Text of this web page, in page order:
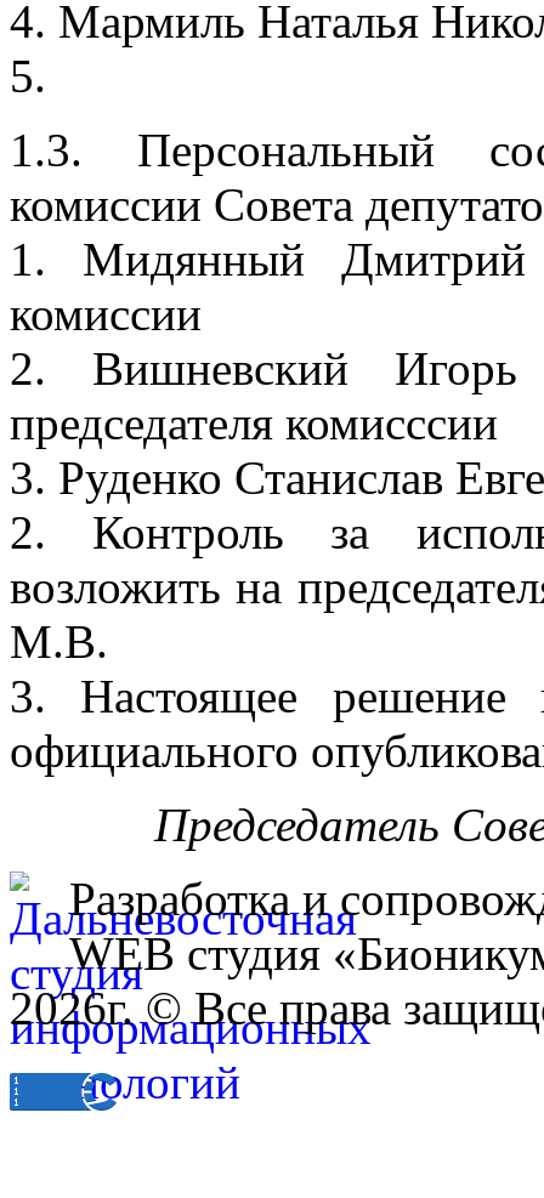
4. Мармиль Наталья
5.
1.3. Персональный
комиссии Совета
1. Мидянный Дмитрий
комиссии
2. Вишневский Игорь
председателя комисссии
3. Руденко Станислав
2. Контроль за
возложить на
М.В.
3. Настоящее решение
официального
Председатель
Разработка и
WEB студия
2026г. © Все права